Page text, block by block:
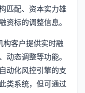
匹配、资本实力雄
资标的调整信息。
构客户提供实时融
动态调整等功能。
动化风控引擎的支
类系统，但可通过